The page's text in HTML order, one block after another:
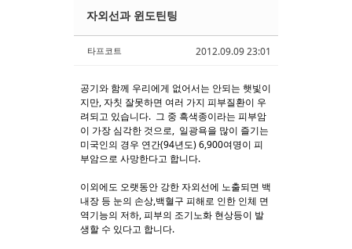
2012.09.09 23:01
자외선과 윈도틴팅
타프코트
공기와 함께 우리에게 없어서는 안되는 햇빛이
지만, 자칫 잘못하면 여러 가지 피부질환이 우
려되고 있습니다. 그 중 흑색종이라는 피부암
이 가장 심각한 것으로, 일광욕을 많이 즐기는
미국인의 경우 연간(94년도) 6,900여명이 피
부암으로 사망한다고 합니다.
이외에도 오랫동안 강한 자외선에 노출되면 백
내장 등 눈의 손상,백혈구 피해로 인한 인체 면
역기능의 저하, 피부의 조기노화 현상등이 발
생할 수 있다고 합니다.
Sketchbook5, 스케치북5
Sketchbook5, 스케치북5
Sketchbook5, 스케치북5
Sketchbook5, 스케치북5